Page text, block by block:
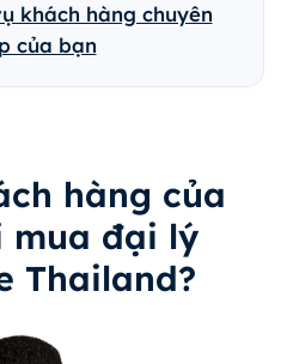
khách hàng chuyên
của bạn
hàng của
mua đại lý
Thailand?